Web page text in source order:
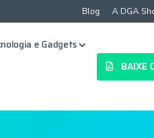
Blog A DGA
e Gadgets
BAIXE